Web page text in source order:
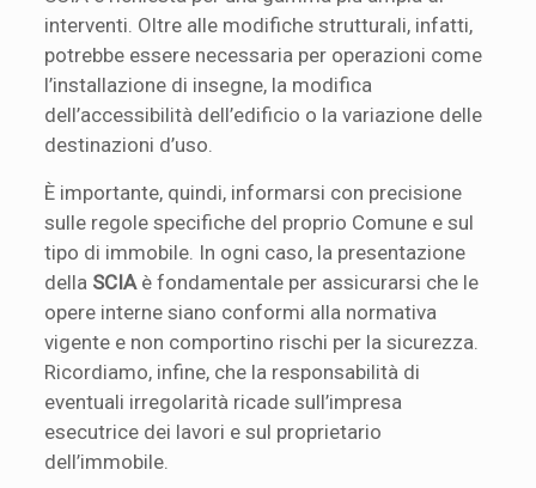
interventi. Oltre alle modifiche strutturali, infatti,
potrebbe essere necessaria per operazioni come
l’installazione di insegne, la modifica
dell’accessibilità dell’edificio o la variazione delle
destinazioni d’uso.
È importante, quindi, informarsi con precisione
sulle regole specifiche del proprio Comune e sul
tipo di immobile. In ogni caso, la presentazione
della SCIA è fondamentale per assicurarsi che le
opere interne siano conformi alla normativa
vigente e non comportino rischi per la sicurezza.
Ricordiamo, infine, che la responsabilità di
eventuali irregolarità ricade sull’impresa
esecutrice dei lavori e sul proprietario
dell’immobile.